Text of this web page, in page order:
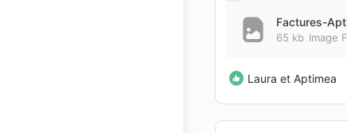
Factures-
65 kb Image
Laura et Aptimea